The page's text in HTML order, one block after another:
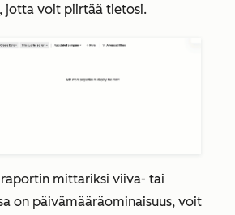
jotta voit piirtää tietosi.
mittariksi viiva- tai
on päivämääräominaisuus, voit